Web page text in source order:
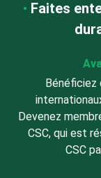
Faites
Bénéficiez
Devenez
CSC, qui est
CSC